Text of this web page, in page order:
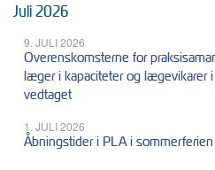
Juli 2026
9. JULI 2026
Overenskomsterne for
læger i kapaciteter og lægevikarer
vedtaget
1. JULI 2026
Åbningstider i PLA i sommerferien